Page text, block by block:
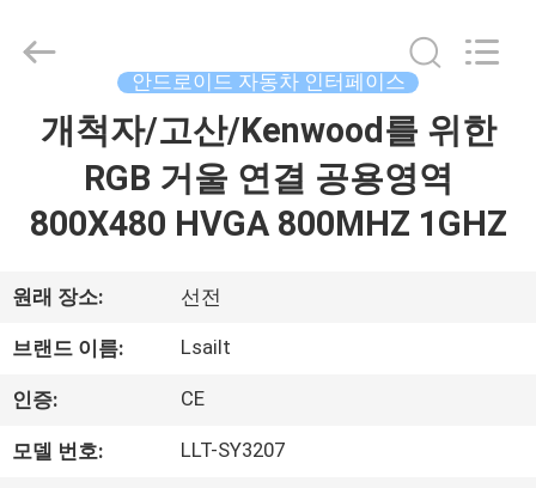
제
동
영
상
2015
Automobile
Electron
안드로이드 자동차 인터페이스
개척자/고산/Kenwood를 위한
RGB 거울 연결 공용영역
800X480 HVGA 800MHZ 1GHZ
원래 장소: 선전
브랜드 이름: Lsailt
인증: CE
모델 번호: LLT-SY3207